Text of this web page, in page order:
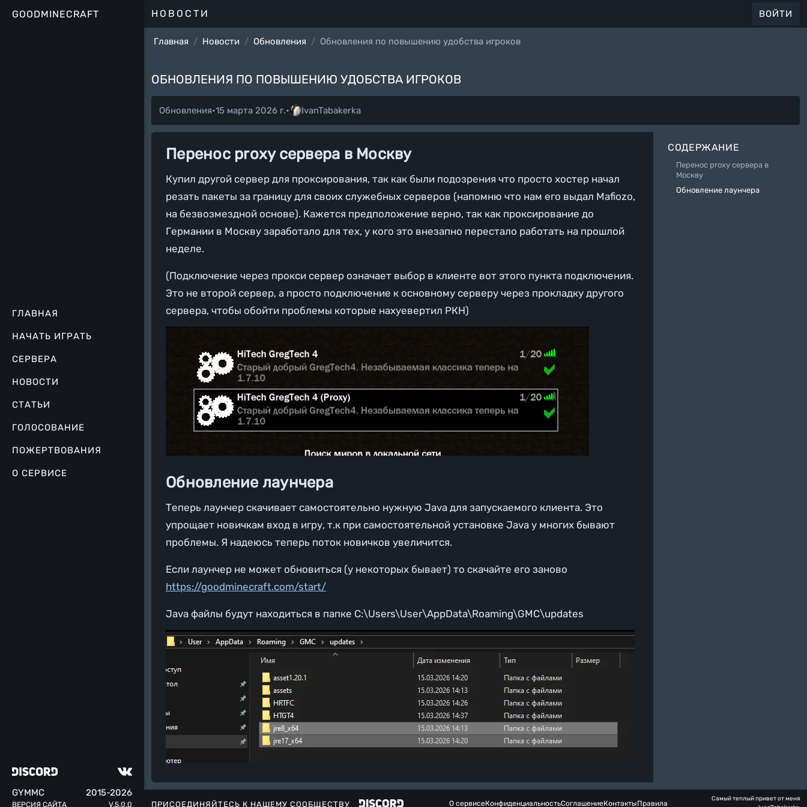
GOODMINECRAFT
ГЛАВНАЯ
НАЧАТЬ ИГРАТЬ
СЕРВЕРА
НОВОСТИ
СТАТЬИ
ГОЛОСОВАНИЕ
ПОЖЕРТВОВАНИЯ
О СЕРВИСЕ
GYMMC 2015-2026
ВЕРСИЯ САЙТА V.5.0.0
НОВОСТИ ВОЙТИ
Главная Новости Обновления Обновления по повышению удобства игроков
ОБНОВЛЕНИЯ ПО ПОВЫШЕНИЮ УДОБСТВА ИГРОКОВ
Обновления•15 марта 2026 г.• IvanTabakerka
СОДЕРЖАНИЕ
Перенос proxy сервера в
Москву
Обновление лаунчера
Перенос proxy сервера в Москву
Купил другой сервер для проксирования, так как были подозрения что просто хостер начал
резать пакеты за границу для своих служебных серверов (напомню что нам его выдал Mafiozo,
на безвозмездной основе). Кажется предположение верно, так как проксирование до
Германии в Москву заработало для тех, у кого это внезапно перестало работать на прошлой
неделе.
(Подключение через прокси сервер означает выбор в клиенте вот этого пункта подключения.
Это не второй сервер, а просто подключение к основному серверу через прокладку другого
сервера, чтобы обойти проблемы которые нахуевертил РКН)
Обновление лаунчера
Теперь лаунчер скачивает самостоятельно нужную Java для запускаемого клиента. Это
упрощает новичкам вход в игру, т.к при самостоятельной установке Java у многих бывают
проблемы. Я надеюсь теперь поток новичков увеличится.
Если лаунчер не может обновиться (у некоторых бывает) то скачайте его заново
https://goodminecraft.com/start/
Java файлы будут находиться в папке C:\Users\User\AppData\Roaming\GMC\updates
ПРИСОЕДИНЯЙТЕСЬ К НАШЕМУ СООБЩЕСТВУ О сервисеКонфиденциальностьСоглашениеКонтактыПравила
Самый теплый привет от меня